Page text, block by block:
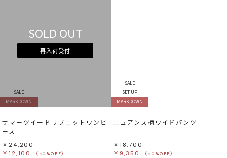
SOLD OUT
再入荷受付
SALE
MARKDOWN
サマーツイードリブニットワンピ
ース
￥24,200
￥12,100
（50%OFF）
SALE
SET UP
MARKDOWN
ニュアンス柄ワイドパンツ
￥18,700
￥9,350
（50%OFF）